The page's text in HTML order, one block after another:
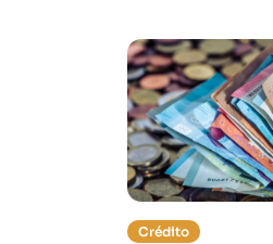
Crédito